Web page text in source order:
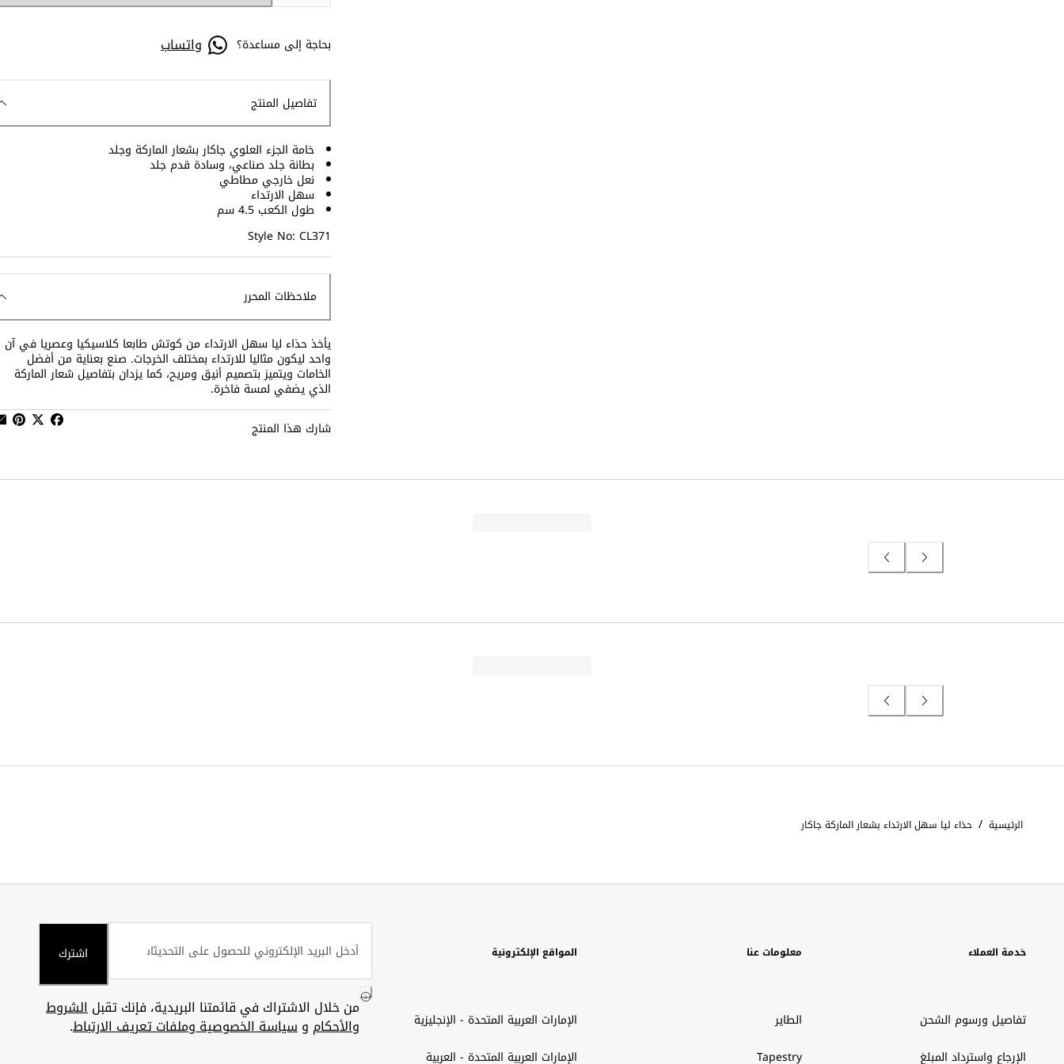
بحاجة إلى مساعدة؟ واتساب
تفاصيل المنتج
خامة الجزء العلوي جاكار بشعار الماركة وجلد
بطانة جلد صناعي، وسادة قدم جلد
نعل خارجي مطاطي
سهل الارتداء
طول الكعب 4.5 سم
Style No: CL371
ملاحظات المحرر
يأخذ حذاء ليا سهل الارتداء من كوتش طابعا كلاسيكيا وعصريا في آن
واحد ليكون مثاليا للارتداء بمختلف الخرجات. صنع بعناية من أفضل
الخامات ويتميز بتصميم أنيق ومريح، كما يزدان بتفاصيل شعار الماركة
الذي يضفي لمسة فاخرة.
شارك هذا المنتج
الرئيسية / حذاء ليا سهل الارتداء بشعار الماركة جاكار
خدمة العملاء
تفاصيل ورسوم الشحن
الإرجاع واسترداد المبلغ
معلومات عنا
الطاير
Tapestry
المواقع الإلكترونية
الإمارات العربية المتحدة - الإنجليزية
الإمارات العربية المتحدة - العربية
اشترك
من خلال الاشتراك في قائمتنا البريدية، فإنك تقبلالشروط
والأحكام وسياسة الخصوصية وملفات تعريف الارتباط.